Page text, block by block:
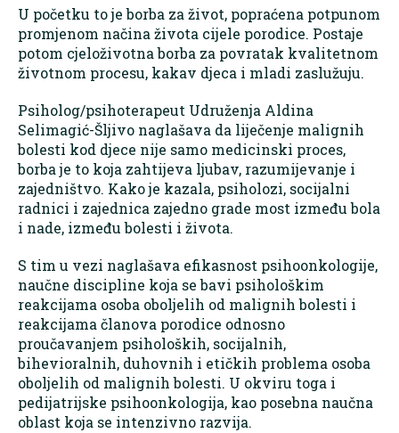
U početku to je borba za život, popraćena potpunom
promjenom načina života cijele porodice. Postaje
potom cjeloživotna borba za povratak kvalitetnom
životnom procesu, kakav djeca i mladi zaslužuju.
Psiholog/psihoterapeut Udruženja Aldina
Selimagić-Šljivo naglašava da liječenje malignih
bolesti kod djece nije samo medicinski proces,
borba je to koja zahtijeva ljubav, razumijevanje i
zajedništvo. Kako je kazala, psiholozi, socijalni
radnici i zajednica zajedno grade most između bola
i nade, između bolesti i života.
S tim u vezi naglašava efikasnost psihoonkologije,
naučne discipline koja se bavi psihološkim
reakcijama osoba oboljelih od malignih bolesti i
reakcijama članova porodice odnosno
proučavanjem psiholoških, socijalnih,
bihevioralnih, duhovnih i etičkih problema osoba
oboljelih od malignih bolesti. U okviru toga i
pedijatrijske psihoonkologija, kao posebna naučna
oblast koja se intenzivno razvija.